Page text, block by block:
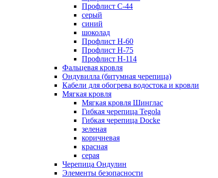
Профлист С-44
серый
синий
шоколад
Профлист Н-60
Профлист Н-75
Профлист H-114
Фальцевая кровля
Ондувилла (битумная черепица)
Кабели для обогрева водостока и кровли
Мягкая кровля
Мягкая кровля Шинглас
Гибкая черепица Tegola
Гибкая черепица Docke
зеленая
коричневая
красная
серая
Черепица Ондулин
Элементы безопасности